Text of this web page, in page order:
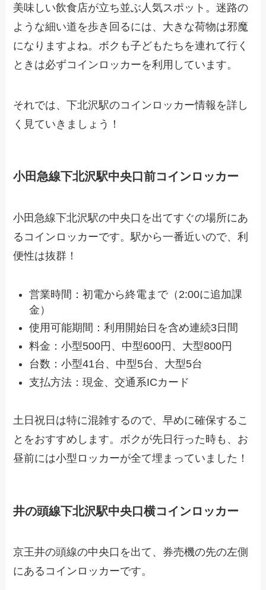
美味しい飲食店が立ち並ぶ人気スポット。迷路の
ような細い道を歩き回るには、大きな荷物は邪魔
になりますよね。ボクも子どもたちを連れて行く
ときは必ずコインロッカーを利用しています。
それでは、下北沢駅のコインロッカー情報を詳し
く見ていきましょう！
小田急線下北沢駅中央口前コインロッカー
小田急線下北沢駅の中央口を出てすぐの場所にあ
るコインロッカーです。駅から一番近いので、利
便性は抜群！
営業時間：初電から終電まで（2:00に追加課
金）
使用可能期間：利用開始日を含め連続3日間
料金：小型500円、中型600円、大型800円
台数：小型41台、中型5台、大型5台
支払方法：現金、交通系ICカード
土日祝日は特に混雑するので、早めに確保するこ
とをおすすめします。ボクが先日行った時も、お
昼前には小型ロッカーが全て埋まっていました！
井の頭線下北沢駅中央口横コインロッカー
京王井の頭線の中央口を出て、券売機の先の左側
にあるコインロッカーです。